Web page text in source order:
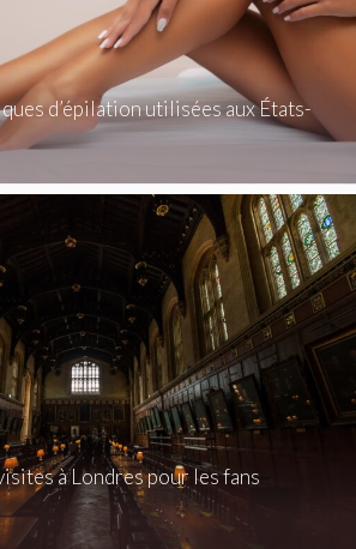
d’épilation utilisées aux États-
à Londres pour les fans